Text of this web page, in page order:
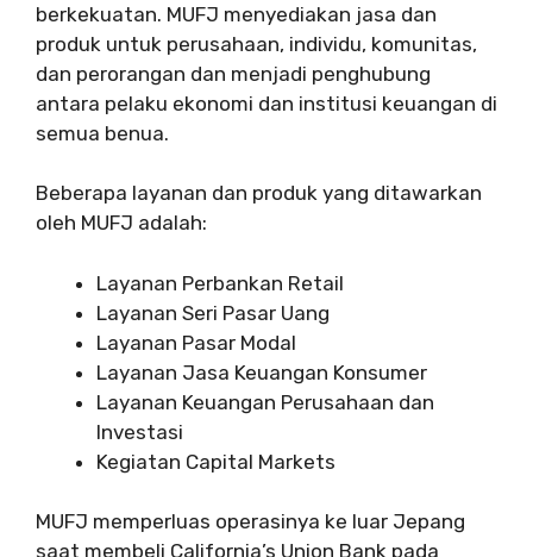
berkekuatan. MUFJ menyediakan jasa dan
produk untuk perusahaan, individu, komunitas,
dan perorangan dan menjadi penghubung
antara pelaku ekonomi dan institusi keuangan di
semua benua.
Beberapa layanan dan produk yang ditawarkan
oleh MUFJ adalah:
Layanan Perbankan Retail
Layanan Seri Pasar Uang
Layanan Pasar Modal
Layanan Jasa Keuangan Konsumer
Layanan Keuangan Perusahaan dan
Investasi
Kegiatan Capital Markets
MUFJ memperluas operasinya ke luar Jepang
saat membeli California’s Union Bank pada